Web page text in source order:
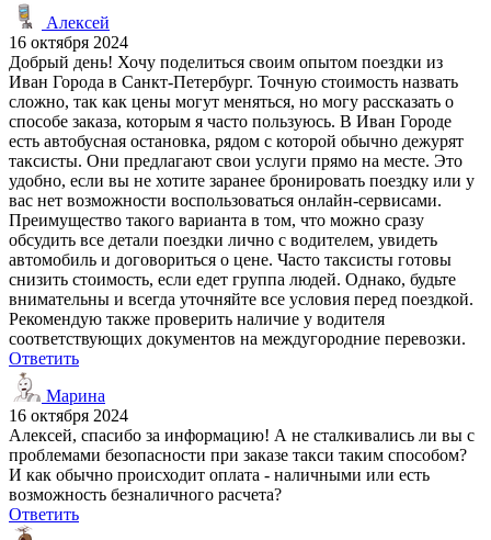
Алексей
16 октября 2024
Добрый день! Хочу поделиться своим опытом поездки из
Иван Города в Санкт-Петербург. Точную стоимость назвать
сложно, так как цены могут меняться, но могу рассказать о
способе заказа, которым я часто пользуюсь. В Иван Городе
есть автобусная остановка, рядом с которой обычно дежурят
таксисты. Они предлагают свои услуги прямо на месте. Это
удобно, если вы не хотите заранее бронировать поездку или у
вас нет возможности воспользоваться онлайн-сервисами.
Преимущество такого варианта в том, что можно сразу
обсудить все детали поездки лично с водителем, увидеть
автомобиль и договориться о цене. Часто таксисты готовы
снизить стоимость, если едет группа людей. Однако, будьте
внимательны и всегда уточняйте все условия перед поездкой.
Рекомендую также проверить наличие у водителя
соответствующих документов на междугородние перевозки.
Ответить
Марина
16 октября 2024
Алексей, спасибо за информацию! А не сталкивались ли вы с
проблемами безопасности при заказе такси таким способом?
И как обычно происходит оплата - наличными или есть
возможность безналичного расчета?
Ответить